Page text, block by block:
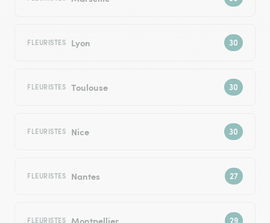
FLEURISTES Lyon
FLEURISTES Toulouse
FLEURISTES Nice
FLEURISTES Nantes
FLEURISTES Montpellier